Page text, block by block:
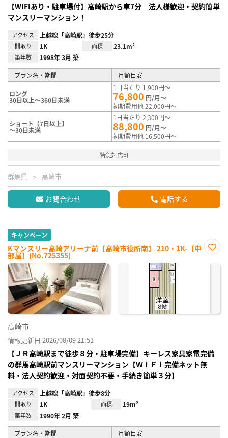
【WIFIあり・駐車場付】高崎駅から車7分 法人様歓迎・契約簡単
マンスリーマンション！
アクセス 上越線「高崎駅」徒歩25分
間取り 1K 面積 23.1m²
築年数 1998年 3月 築
プラン名・期間 月額目安
ロング
30日以上～360日未満
1日当たり 1,900円～
76,800 円/月～
初期費用他 22,000円～
ショート【7日以上】
～30日未満
1日当たり 2,300円～
88,800 円/月～
初期費用他 16,500円～
特急対応可
群馬県 高崎市
お問合わせ 電話する
キャンペーン
Kマンスリー高崎アリーナ前【高崎市役所南】 210・1K-【中
部屋】(No.725355)
に入
高崎市
情報更新日 2026/08/09 21:51
【ＪＲ高崎駅まで徒歩８分・駐車場完備】キーレス家具家電完備
の群馬高崎駅前マンスリーマンション【ＷｉＦｉ完備ネット無
料・法人契約歓迎・対面契約不要・手続き簡単３分】
アクセス 上越線「高崎駅」徒歩8分
間取り 1K 面積 19m²
築年数 1990年 2月 築
プラン名・期間 月額目安